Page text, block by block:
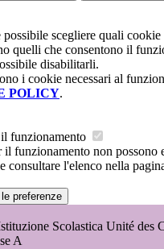
possibile scegliere quali cookie
quelli che consentono il
disabilitarli.
i cookie necessari al
POLICY.
funzionamento
il funzionamento non possono
consultare l'elenco nella
preferenze
Scolastica Unité des
A